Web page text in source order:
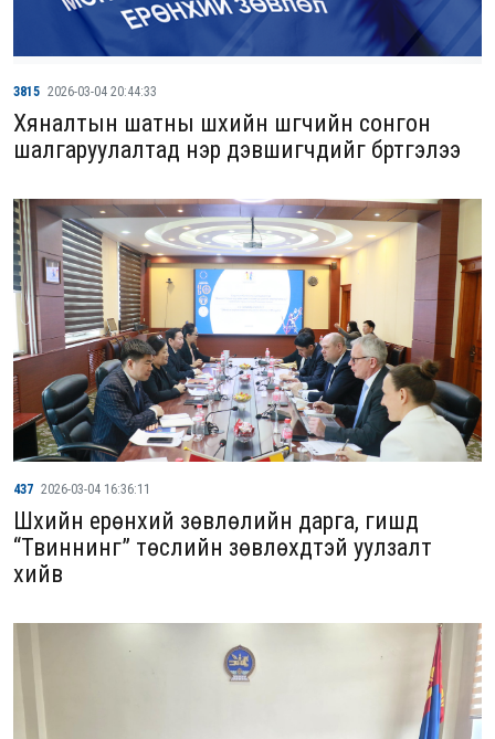
3815 2026-03-04 20:44:33
Хяналтын шатны шүүхийн шүүгчийн сонгон
шалгаруулалтад нэр дэвшигчдийг бүртгэлээ
437 2026-03-04 16:36:11
Шүүхийн ерөнхий зөвлөлийн дарга, гишүүд
“Твиннинг” төслийн зөвлөхүүдтэй уулзалт
хийв